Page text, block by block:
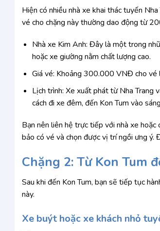
Hiện có nhiều nhà xe khai thác tuyến
vé cho chặng này thường dao động từ
Nhà xe Kim Anh: Đây là một trong
hoặc xe giường nằm chất lượng cao.
Giá vé: Khoảng 300.000 VNĐ cho vé
Lịch trình: Xe xuất phát từ Nha Trang
cách đi xe đêm, đến Kon Tum vào
Bạn nên liên hệ trực tiếp với nhà xe
bảo có vé và chọn được vị trí ngồi ưng
Chặng 2: Từ Kon Tum
Sau khi đến Kon Tum, bạn sẽ tiếp tục
này.
Xe buýt hoặc xe khách nhỏ